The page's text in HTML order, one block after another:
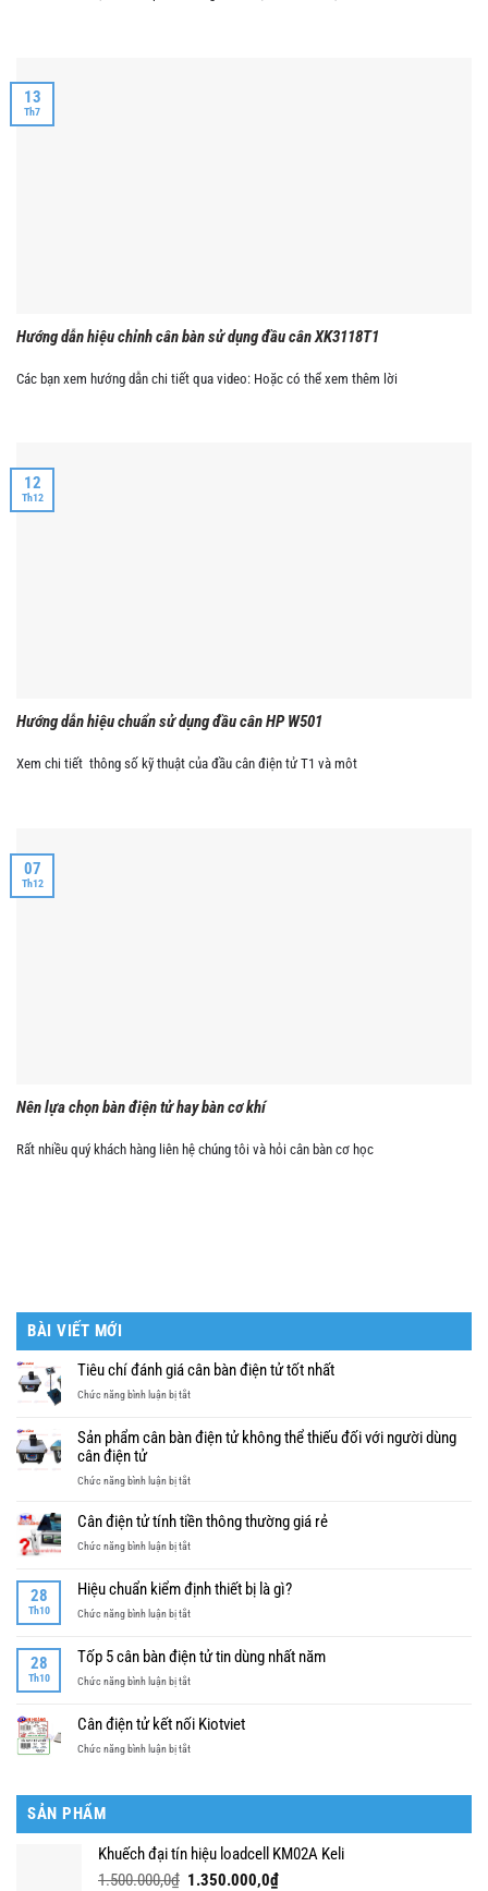
Hướng dẫn hiệu chỉnh cân bàn sử dụng đầu cân XK3118T1
Các bạn xem hướng dẫn chi tiết qua video: Hoặc có thể xem thêm lời
13
Th7
Hướng dẫn hiệu chuẩn sử dụng đầu cân HP W501
Xem chi tiết thông số kỹ thuật của đầu cân điện tử T1 và môt
12
Th12
Nên lựa chọn bàn điện tử hay bàn cơ khí
Rất nhiều quý khách hàng liên hệ chúng tôi và hỏi cân bàn cơ học
07
Th12
BÀI VIẾT MỚI
Tiêu chí đánh giá cân bàn điện tử tốt nhất
Chức năng bình luận bị tắtở
chí
đánh
cân
điện
tốt
Sản phẩm cân bàn điện tử không thể thiếu đối với người dùng
cân điện tử
Chức năng bình luận bị tắtở
phẩm
cân
bàn
tử
không
thể
đối
người
cân
Cân điện tử tính tiền thông thường giá rẻ
Chức năng bình luận bị tắtở
điện
tử
tính
thông
thường
giá
28
Th10
Hiệu chuẩn kiểm định thiết bị là gì?
Chức năng bình luận bị tắtở
chuẩn
kiểm
định
bị
là
gì?
28
Th10
Tốp 5 cân bàn điện tử tin dùng nhất năm
Chức năng bình luận bị tắtở
5
cân
bàn
nhất
năm
Cân điện tử kết nối Kiotviet
Chức năng bình luận bị tắtở
tử
nối
Kiotviet
SẢN PHẨM
Khuếch đại tín hiệu loadcell KM02A Keli
1.500.000,0₫ Giá
1.350.000,0₫Giá